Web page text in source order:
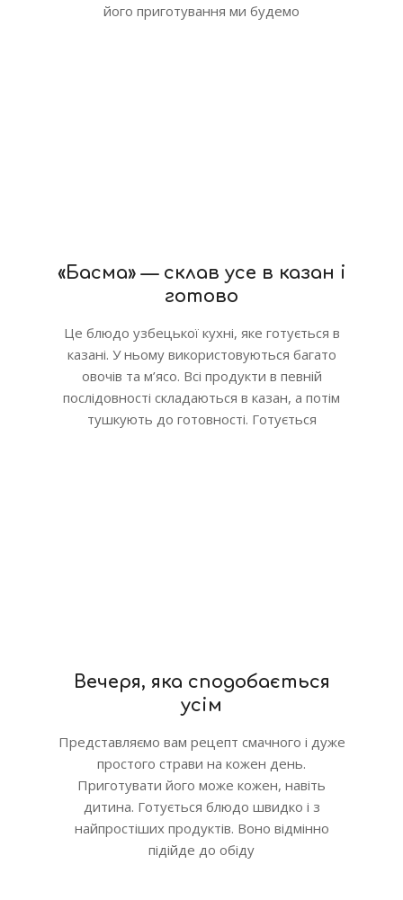
його приготування ми будемо
«Басма» — склав усе в казан і
готово
Це блюдо узбецької кухні, яке готується в
казані. У ньому використовуються багато
овочів та м’ясо. Всі продукти в певній
послідовності складаються в казан, а потім
тушкують до готовності. Готується
Вечеря, яка сподобається
усім
Представляємо вам рецепт смачного і дуже
простого страви на кожен день.
Приготувати його може кожен, навіть
дитина. Готується блюдо швидко і з
найпростіших продуктів. Воно відмінно
підійде до обіду